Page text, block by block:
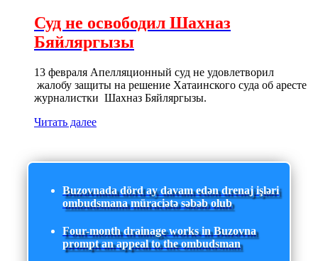
Суд не освободил Шахназ
Бяйляргызы
13 февраля Апелляционный суд не удовлетворил
жалобу защиты на решение Хатаинского суда об аресте
журналистки Шахназ Бяйляргызы.
Читать далее
Buzovnada dörd ay davam edən drenaj işləri
ombudsmana müraciətə səbəb olub
Four-month drainage works in Buzovna
prompt an appeal to the ombudsman